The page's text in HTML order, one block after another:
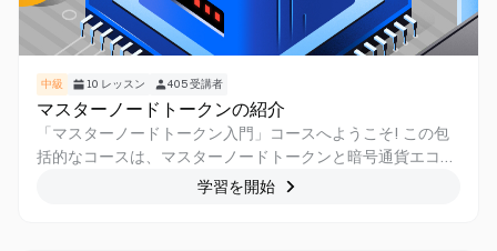
中級 10 レッスン 405受講者
マスターノードトークンの紹介
「マスターノードトークン入門」コースへようこそ! この包
括的なコースは、マスターノードトークンと暗号通貨エコシ
ステムにおけるその重要性を深く理解できるように設計され
学習を開始